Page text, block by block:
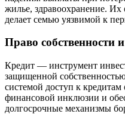
жилье, здравоохранение. Их
делает семью уязвимой к
Право собственности
Кредит — инструмент
защищенной
системой доступ к
финансовой инклюзии и
долгосрочные механизмы